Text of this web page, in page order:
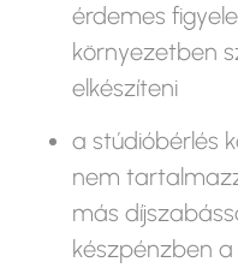
érdemes
környezetben
elkészíteni
a stúdióbérlés
nem
más
készpénzben